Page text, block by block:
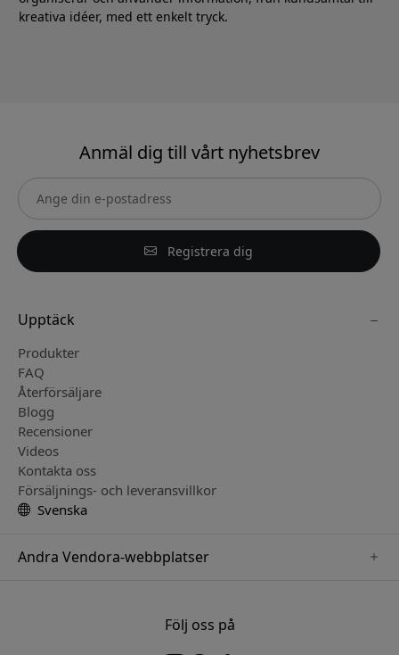
kreativa idéer, med ett enkelt tryck.
Anmäl dig till vårt nyhetsbrev
Registrera dig
Upptäck
Produkter
FAQ
Återförsäljare
Blogg
Recensioner
Videos
Kontakta oss
Försäljnings- och leveransvillkor
Svenska
Andra Vendora-webbplatser
Följ oss på